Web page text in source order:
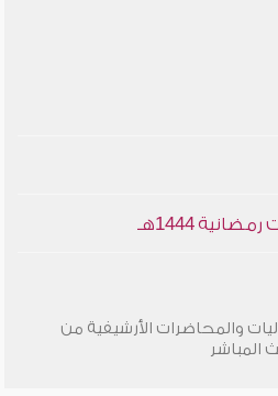
1444هـ
والمحاضرات الأرشيفية من
المباشر